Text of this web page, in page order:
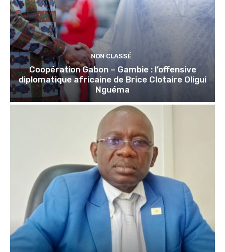
NON CLASSÉ
Coopération Gabon – Gambie : l’offensive
diplomatique africaine de Brice Clotaire Oligui
Nguéma